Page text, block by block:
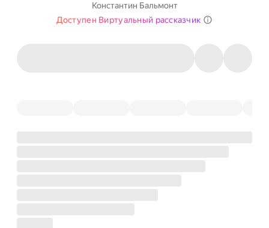
Константин Бальмонт
Доступен Виртуальный рассказчик